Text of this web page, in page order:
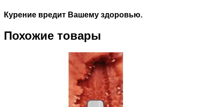
Курение вредит Вашему здоровью.
Похожие товары